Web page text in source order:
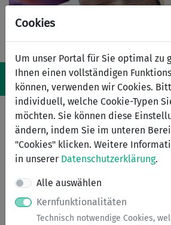
Cookies
Um unser Portal für Sie optimal zu
Ihnen einen vollständigen
können, verwenden wir Cookies.
individuell, welche Cookie-Typen
möchten. Sie können diese
ändern, indem Sie im unteren
"Cookies" klicken. Weitere
in unserer Datenschutzerklärung.
Alle auswählen
Kernfunktionalitäten
Technisch notwendige Cookies,
Navigation ein-/ausblenden
Menü
Fundbüro online
Suche nach Fundsachen Fund
Kategorien